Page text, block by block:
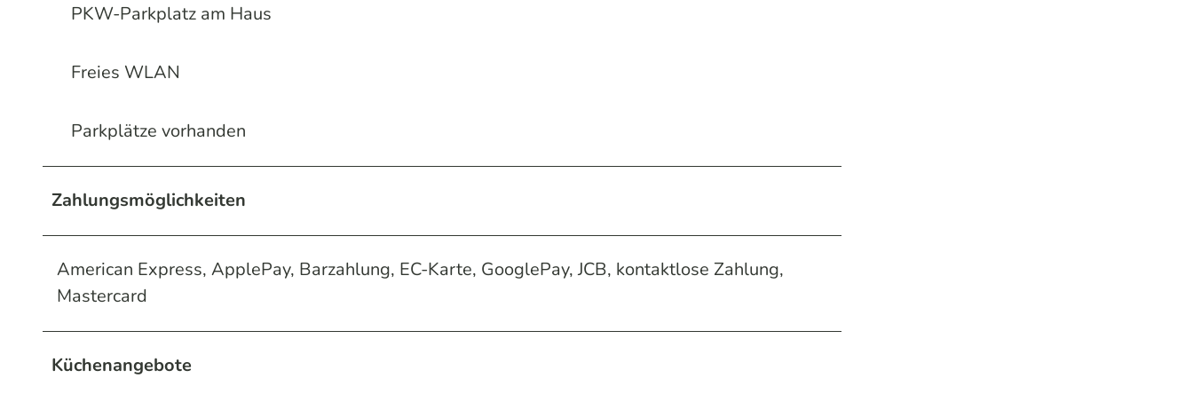
PKW-Parkplatz am Haus
Freies WLAN
Parkplätze vorhanden
Zahlungsmöglichkeiten
American Express, ApplePay, Barzahlung, EC-Karte, GooglePay, JCB, kontaktlose Zahlung,
Mastercard
Küchenangebote